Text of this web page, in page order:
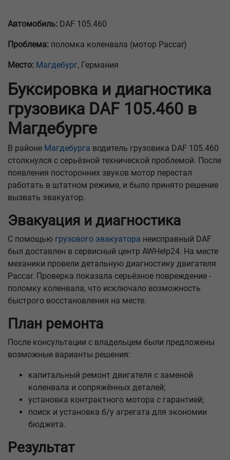
Автомобиль: DAF 105.460
Проблема: поломка коленвала (мотор Paccar)
Место: Магдебург, Германия
Буксировка и диагностика
грузовика DAF 105.460 в
Магдебурге
В районе Магдебурга водитель грузовика DAF 105.460
столкнулся с серьёзной технической проблемой. После
появления посторонних звуков мотор перестал
работать в штатном режиме, и было принято решение
вызвать эвакуатор.
Эвакуация и диагностика
С помощью грузового эвакуатора неисправный DAF
был доставлен в сервисный центр AWHelp24. На месте
механики провели детальную диагностику двигателя
Paccar. Проверка показала серьёзное повреждение -
поломку коленвала, что исключало возможность
быстрого восстановления на месте.
План ремонта
После консультации с владельцем были предложены
возможные варианты решения:
капитальный ремонт двигателя с заменой
коленвала и сопряжённых деталей;
установка контрактного мотора с гарантией;
поиск и установка б/у агрегата для экономии
бюджета.
Результат